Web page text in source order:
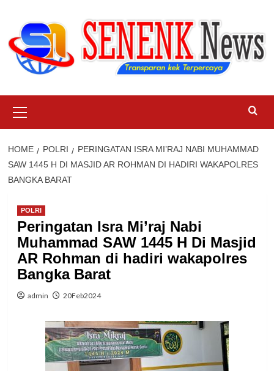
content
Menu
HOME POLRI
PERINGATAN ISRA MI’RAJ NABI MUHAMMAD
SAW 1445 H DI MASJID AR ROHMAN DI HADIRI WAKAPOLRES
BANGKA BARAT
POLRI
Peringatan Isra Mi’raj Nabi
Muhammad SAW 1445 H Di Masjid
AR Rohman di hadiri wakapolres
Bangka Barat
admin 20Feb2024